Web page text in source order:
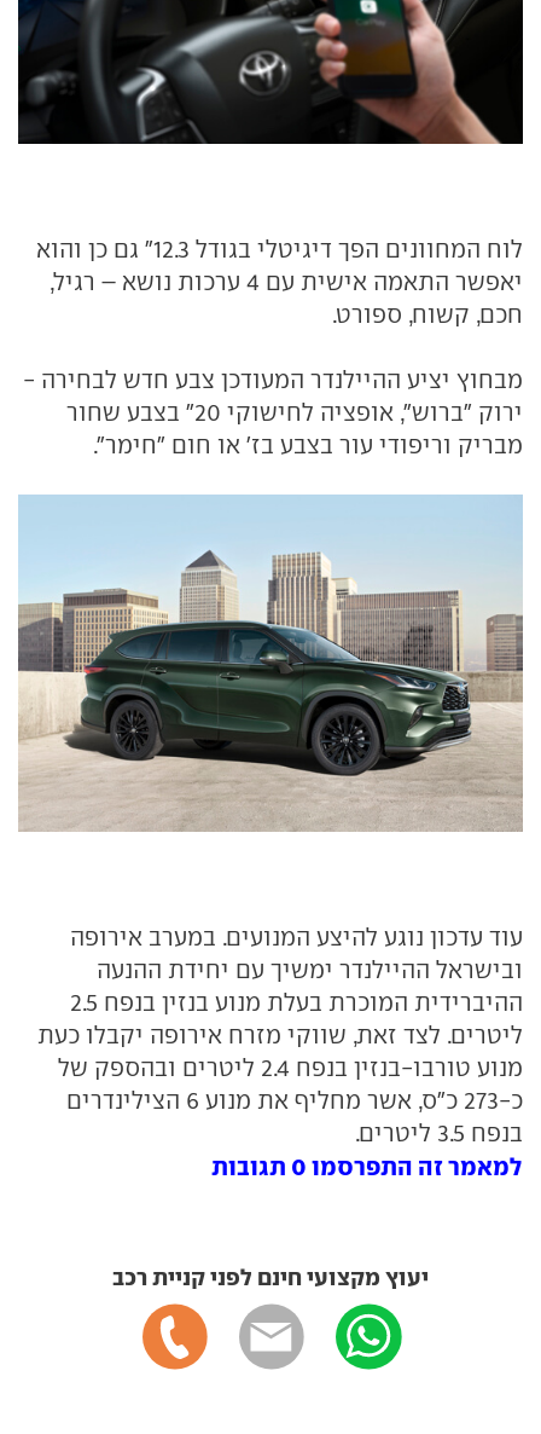
לוח המחוונים הפך דיגיטלי בגודל 12.3" גם כן והוא
יאפשר התאמה אישית עם 4 ערכות נושא – רגיל,
חכם, קשוח, ספורט.
מבחוץ יציע ההיילנדר המעודכן צבע חדש לבחירה -
ירוק "ברוש", אופציה לחישוקי 20" בצבע שחור
מבריק וריפודי עור בצבע בז' או חום "חימר".
עוד עדכון נוגע להיצע המנועים. במערב אירופה
ובישראל ההיילנדר ימשיך עם יחידת ההנעה
ההיברידית המוכרת בעלת מנוע בנזין בנפח 2.5
ליטרים. לצד זאת, שווקי מזרח אירופה יקבלו כעת
מנוע טורבו-בנזין בנפח 2.4 ליטרים ובהספק של
כ-273 כ"ס, אשר מחליף את מנוע 6 הצילינדרים
בנפח 3.5 ליטרים.
למאמר זה התפרסמו 0 תגובות
יעוץ מקצועי חינם לפני קניית רכב